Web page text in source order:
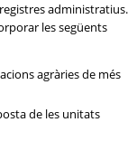
administratius.
les següents
agràries de més
de les unitats